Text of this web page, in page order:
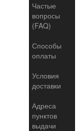
Частые
вопросы
(FAQ)
Способы
оплаты
Условия
доставки
Адреса
пунктов
выдачи